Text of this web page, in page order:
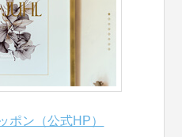
ポン（公式HP）